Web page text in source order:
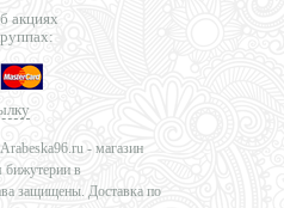
акциях
- магазин
бижутерии в
защищены. Доставка по